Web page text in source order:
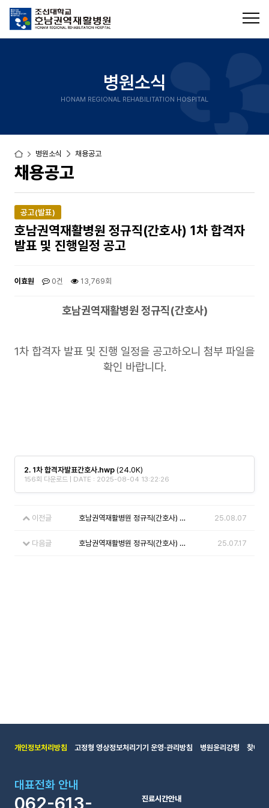
병원소식
HONAM REGIONAL REHABILITATION HOSPITAL
채용공고
병원소식 채용공고
공고(발표)
호남권역재활병원 정규직(간호사) 1차 합격자
발표 및 진행일정 공고
이효원 0건 13,769회
호남권역재활병원 정규직(간호사)
1차 합격자 발표 및 진행 일정을 공고하오니 첨부 파일을
확인 바랍니다.
2. 1차 합격자발표간호사.hwp (24.0K)
156회 다운로드 | DATE : 2025-08-04 13:22:26
이전글 호남권역재활병원 정규직(간호사) 최종합격자 발표 25.08.07
다음글 호남권역재활병원 정규직(간호사) 채용공고 25.07.17
개인정보처리방침 고정형 영상정보처리기기 운영·관리방침 병원윤리강령 찾아오
대표전화 안내
062-613- 진료시간안내